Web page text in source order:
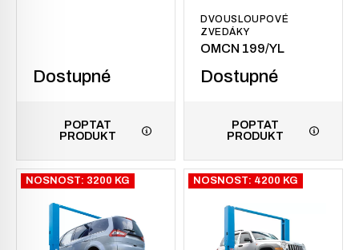
Dostupné
POPTAT
PRODUKT
DVOUSLOUPOVÉ
ZVEDÁKY
OMCN 199/YL
Dostupné
POPTAT
PRODUKT
NOSNOST: 3200 KG NOSNOST: 4200 KG